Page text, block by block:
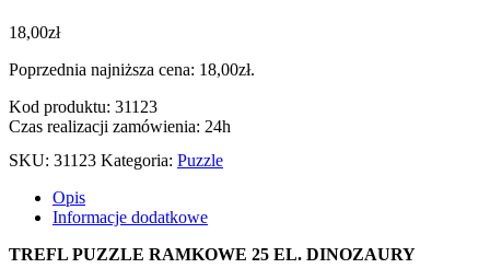
18,00zł
Poprzednia najniższa cena: 18,00zł.
Kod produktu: 31123
Czas realizacji zamówienia: 24h
SKU: 31123 Kategoria: Puzzle
Opis
Informacje dodatkowe
TREFL PUZZLE RAMKOWE 25 EL. DINOZAURY